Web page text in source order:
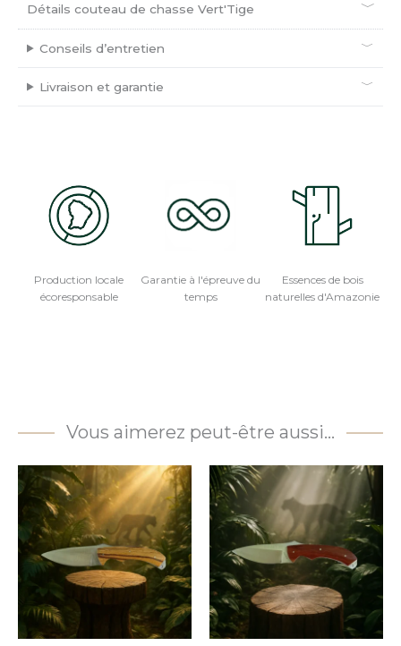
Détails couteau de chasse Vert'Tige
Conseils d’entretien
Livraison et garantie
Production locale
écoresponsable
Garantie à l'épreuve du
temps
Essences de bois
naturelles d'Amazonie
Vous aimerez peut-être aussi…